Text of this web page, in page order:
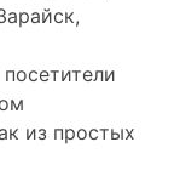
из простых